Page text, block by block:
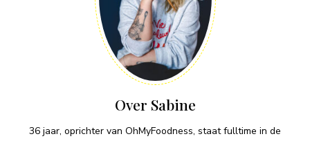
Over Sabine
36 jaar, oprichter van OhMyFoodness, staat fulltime in de